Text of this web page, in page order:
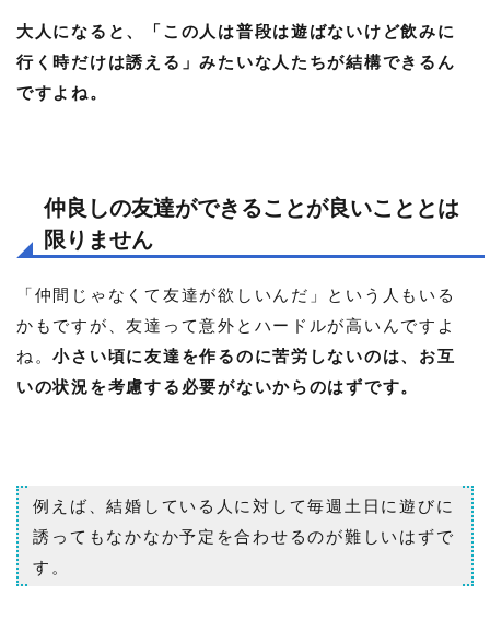
大人になると、「この人は普段は遊ばないけど飲みに
行く時だけは誘える」みたいな人たちが結構できるん
ですよね。
仲良しの友達ができることが良いこととは
限りません
「仲間じゃなくて友達が欲しいんだ」という人もいる
かもですが、友達って意外とハードルが高いんですよ
ね。小さい頃に友達を作るのに苦労しないのは、お互
いの状況を考慮する必要がないからのはずです。
例えば、結婚している人に対して毎週土日に遊びに
誘ってもなかなか予定を合わせるのが難しいはずで
す。